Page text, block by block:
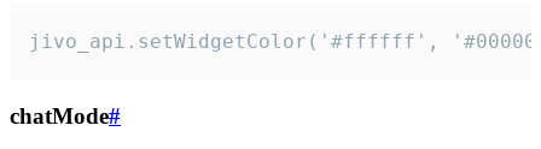
jivo_api.setWidgetColor('#ffffff',
chatMode#